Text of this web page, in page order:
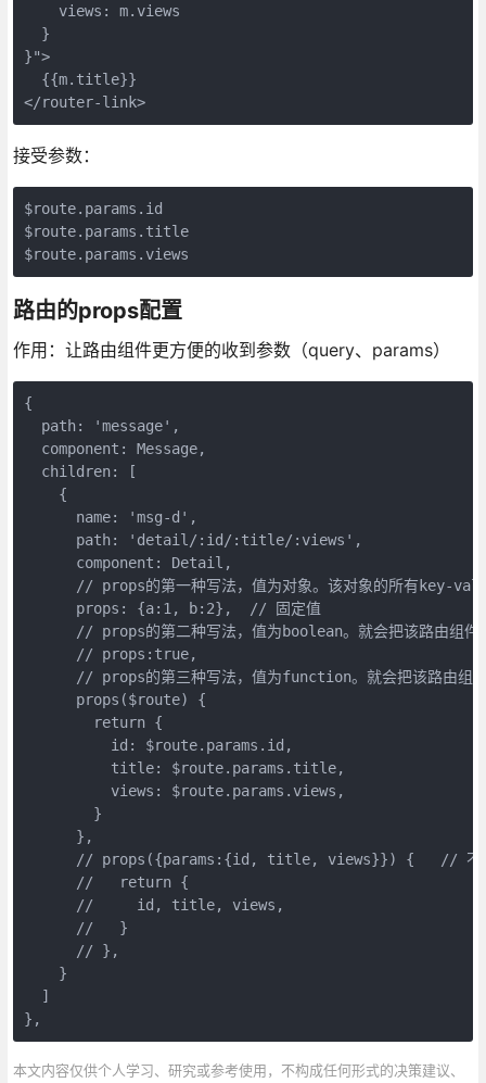
    views: m.views
  }
}">
  {{m.title}}
</router-link>
接受参数：
$route.params.id
$route.params.title
路由的props配置
作用：让路由组件更方便的收到参数（query、params）
{
  path: 'message',
  component: Message,
  children: [
    {
      name: 'msg-d',
      path: 'detail/:id/:title/:views',
      component: Detail,
// props的第一种写法，值为对象。该对象的所有key-
      props: {a:1, b:2},  // 固定值
// props的第二种写法，值为boolean。就会把该路由组
      // props:true,
// props的第三种写法，值为function。就会把该路由组
      props($route) {
        return {
          id: $route.params.id,
          title: $route.params.title,
          views: $route.params.views,
        }
      },
// props({params:{id, title, views}}) {   // 不
      //   return {
      //     id, title, views,
      //   }
      // },
    }
  ]
},
本文内容仅供个人学习、研究或参考使用，不构成任何形式的决策建议、